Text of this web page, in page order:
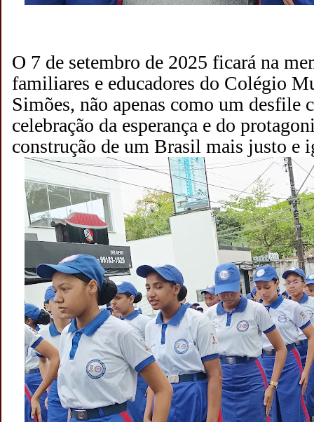
O 7 de setembro de 2025 ficará na
familiares e educadores do Colégio
Simões, não apenas como um desfile
celebração da esperança e do
construção de um Brasil mais justo e